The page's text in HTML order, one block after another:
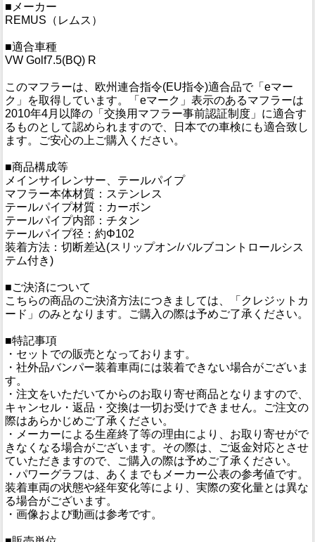
■メーカー
REMUS（レムス）
■適合車種
VW Golf7.5(BQ) R
このマフラーは、欧州連合指令(EU指令)適合品で「eマー
ク」を取得しています。「eマーク」表示のあるマフラーは
2010年4月以降の「交換用マフラー事前認証制度」に適合す
るものとして認められますので、日本での車検にも適合致し
ます。ご安心の上ご購入ください。
■商品構成等
メインサイレンサー、テールパイプ
マフラー本体材質：ステンレス
テールパイプ材質：カーボン
テールパイプ内部：チタン
テールパイプ径：約Φ102
装着方法：切断差込(スリップオン/バルブコントロールシス
テム付き)
■ご決済について
こちらの商品のご決済方法につきましては、「クレジットカ
ード」のみとなります。ご購入の際は予めご了承ください。
■特記事項
・セットでの販売となっております。
・社外品バンパー装着車両には装着できない場合がございま
す。
・注文をいただいてからのお取り寄せ商品となりますので、
キャンセル・返品・交換は一切お受けできません。ご注文の
際はあらかじめご了承ください。
・メーカーによる生産終了等の理由により、お取り寄せがで
きなくなる場合がございます。その際は、ご返金対応とさせ
ていただきますので、ご購入の際は予めご了承ください。
・パワーグラフは、あくまでもメーカー公表の参考値です。
装着車両の状態や経年変化等により、実際の変化量とは異な
る場合がございます。
・画像および動画は参考です。